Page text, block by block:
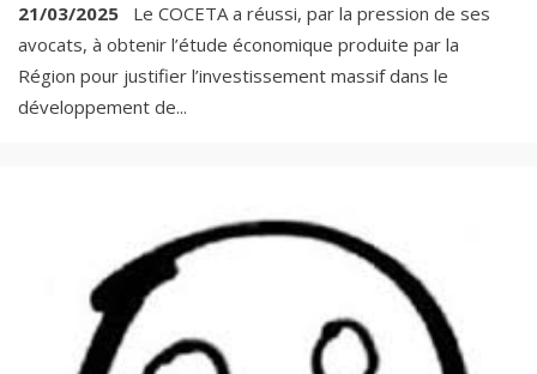
21/03/2025
Le COCETA a réussi, par la pression de ses
avocats, à obtenir l’étude économique produite par la
Région pour justifier l’investissement massif dans le
développement de...